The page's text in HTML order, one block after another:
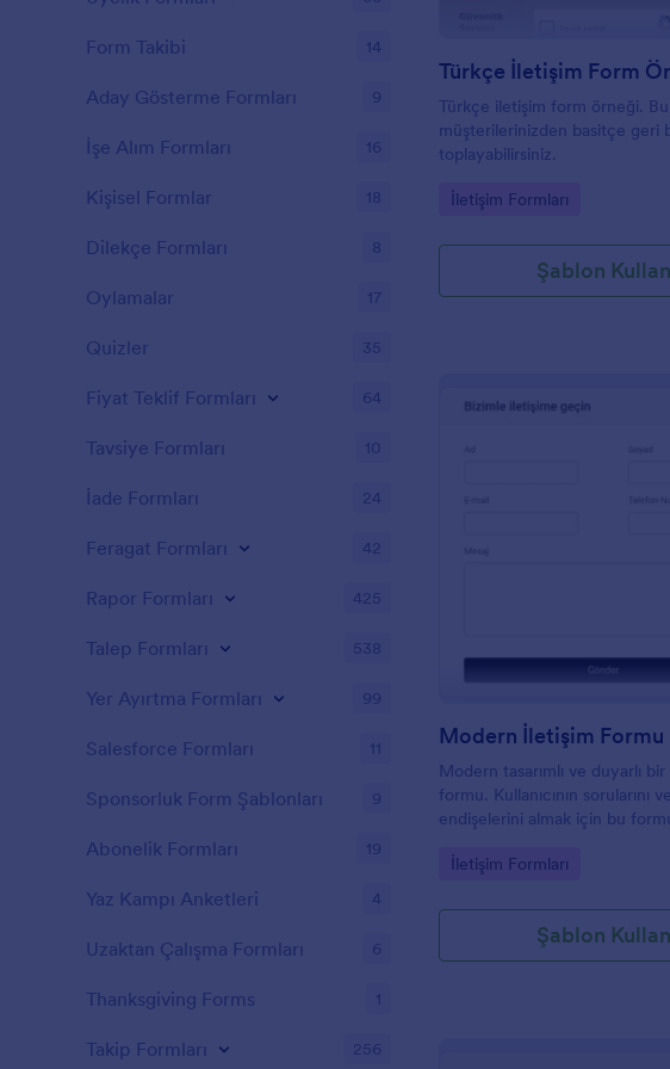
Türkçe İletişim Form
Türkçe iletişim form örneği.
müşterilerinizden basitçe geri
toplayabilirsiniz.
Go to Category:
İletişim Formları
Şablon Kullan
Modern İletişim Formu
Modern tasarımlı ve duyarlı
formu. Kullanıcının sorularını
endişelerini almak için bu
Go to Category:
İletişim Formları
Şablon Kullan
Form Takibi 14
Aday Gösterme Formları 9
İşe Alım Formları 16
Kişisel Formlar 18
Dilekçe Formları 8
Oylamalar 17
Quizler 35
Fiyat Teklif Formları 64
Tavsiye Formları 10
İade Formları 24
Feragat Formları 42
Rapor Formları 425
Talep Formları 538
Yer Ayırtma Formları 99
Salesforce Formları 11
Sponsorluk Form Şablonları 9
Abonelik Formları 19
Yaz Kampı Anketleri 4
Uzaktan Çalışma Formları 6
Thanksgiving Forms 1
Takip Formları 256